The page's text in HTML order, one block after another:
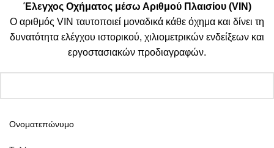
Έλεγχος Οχήματος μέσω Αριθμού Πλαισίου (VIN)
Ο αριθμός VIN ταυτοποιεί μοναδικά κάθε όχημα και δίνει τη
δυνατότητα ελέγχου ιστορικού, χιλιομετρικών ενδείξεων και
εργοστασιακών προδιαγραφών.